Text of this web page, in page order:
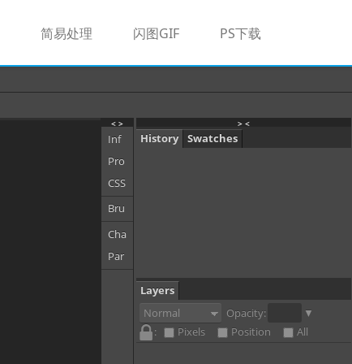
简易处理 闪图GIF PS下载